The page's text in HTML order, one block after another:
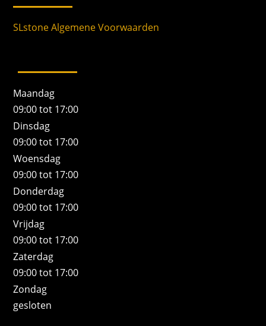
SLstone Algemene Voorwaarden
Maandag
09:00 tot 17:00
Dinsdag
09:00 tot 17:00
Woensdag
09:00 tot 17:00
Donderdag
09:00 tot 17:00
Vrijdag
09:00 tot 17:00
Zaterdag
09:00 tot 17:00
Zondag
gesloten